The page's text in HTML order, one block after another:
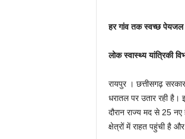
e
o
o
k
er
A
हर गांव तक स्वच्छ पेयजल
लोक स्वास्थ्य यांत्रिकी
रायपुर । छत्तीसगढ़
धरातल पर उतार रही है।
दौरान राज्य मद से 25
क्षेत्रों में राहत पहुंची है